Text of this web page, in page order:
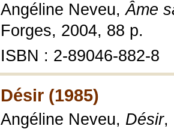
Angéline Neveu,Âme
Forges, 2004, 88 p.
ISBN : 2-89046-882-8
Désir (1985)
Angéline Neveu, Désir,